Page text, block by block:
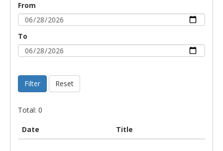
From
To
Filter Reset
Total: 0
Date Title